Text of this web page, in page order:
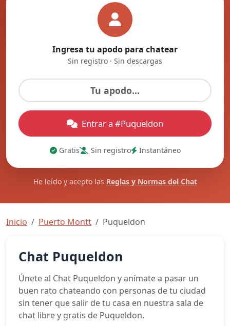
Ingresa tu apodo para chatear
Sin registro · Sin descargas
Entrar a #Puqueldon
Gratis Sin registro Instantáneo
He leído y acepto las Reglas y Normas del Chat
Inicio Puerto Montt Puqueldon
Chat Puqueldon
Únete al Chat Puqueldon y anímate a pasar un
buen rato chateando con personas de tu ciudad
sin tener que salir de tu casa en nuestra sala de
chat libre y gratis de Puqueldon.